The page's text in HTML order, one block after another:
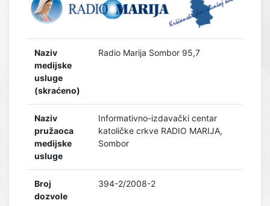
Naziv
medijske
usluge
(skraćeno)
Radio Marija Sombor 95,7
Naziv
pružaoca
medijske
usluge
Informativno-izdavački centar
katoličke crkve RADIO MARIJA,
Sombor
Broj
dozvole
394-2/2008-2